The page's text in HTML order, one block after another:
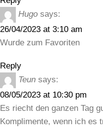
Hugo says:
26/04/2023 at 3:10 am
Wurde zum Favoriten
Reply
Teun says:
08/05/2023 at 10:30 pm
Es riecht den ganzen Tag
Komplimente, wenn ich es